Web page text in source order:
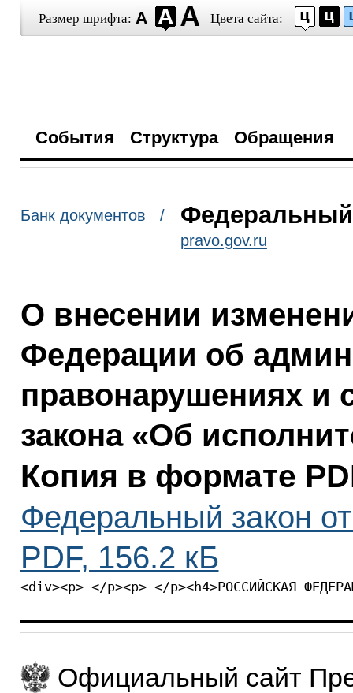
Размер шрифта: Цвета сайта:
События Структура Обращения
Банк документов / Федеральный
pravo.gov.ru
О внесении
Федерации об
правонарушениях и
закона «Об
Копия в формате
Федеральный закон
PDF, 156.2 кБ
<div><p> </p><p> </p><h4>РОССИЙСКАЯ
Официальный сайт